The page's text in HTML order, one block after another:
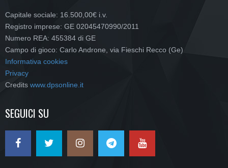
Capitale sociale: 16.500,00€ i.v.
Registro imprese: GE 02045470990/2011
Numero REA: 455384 di GE
Campo di gioco: Carlo Androne, via Fieschi Recco (Ge)
Informativa cookies
Privacy
Credits www.dpsonline.it
SEGUICI SU